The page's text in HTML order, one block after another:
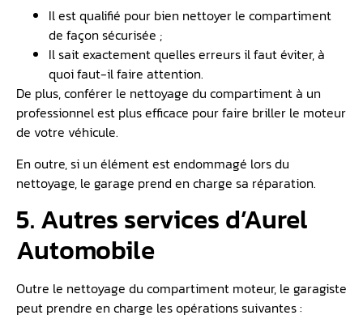
Il est qualifié pour bien nettoyer le compartiment
de façon sécurisée ;
Il sait exactement quelles erreurs il faut éviter, à
quoi faut-il faire attention.
De plus, conférer le nettoyage du compartiment à un
professionnel est plus efficace pour faire briller le moteur
de votre véhicule.
En outre, si un élément est endommagé lors du
nettoyage, le garage prend en charge sa réparation.
5. Autres services d’Aurel
Automobile
Outre le nettoyage du compartiment moteur, le garagiste
peut prendre en charge les opérations suivantes :